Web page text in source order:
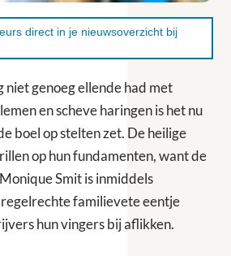
direct in je nieuwsoverzicht bij
niet genoeg ellende had met
en scheve haringen is het nu
boel op stelten zet. De heilige
op hun fundamenten, want de
Smit is inmiddels
familievete eentje
hun vingers bij aflikken.